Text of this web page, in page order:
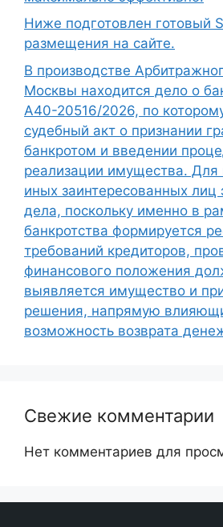
Ниже подготовлен готовый
размещения на сайте.
В производстве
Москвы находится дело о
А40-20516/2026, по
судебный акт о признании
банкротом и введении
реализации имущества. Для
иных заинтересованных лиц
дела, поскольку именно в
банкротства формируется
требований кредиторов,
финансового положения
выявляется имущество и
решения, напрямую
возможность возврата
Свежие комментарии
Нет комментариев для